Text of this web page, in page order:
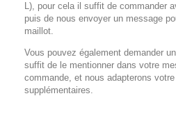
L), pour cela il suffit de commander
puis de nous envoyer un message
maillot.
Vous pouvez également demander
suffit de le mentionner dans votre
commande, et nous adapterons
supplémentaires.